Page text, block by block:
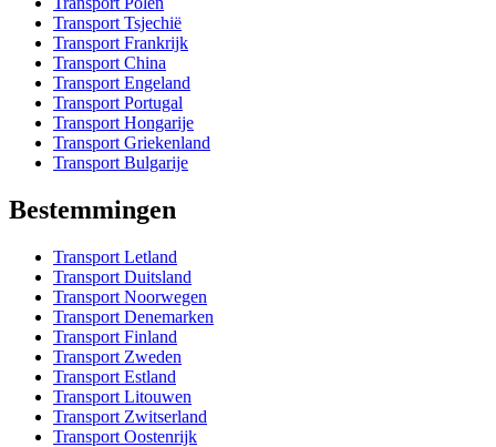
Transport Tsjechië
Transport Frankrijk
Transport China
Transport Engeland
Transport Portugal
Transport Hongarije
Transport Griekenland
Transport Bulgarije
Bestemmingen
Transport Letland
Transport Duitsland
Transport Noorwegen
Transport Denemarken
Transport Finland
Transport Zweden
Transport Estland
Transport Litouwen
Transport Zwitserland
Transport Oostenrijk